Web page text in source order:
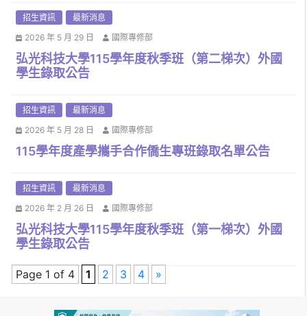
招生資訊
最新消息
2026 年 5 月 29 日
國際專修部
弘光科技大學115學年度秋季班（第二梯次）外國
學生錄取公告
招生資訊
最新消息
2026 年 5 月 28 日
國際專修部
115學年度產學攜手合作僑生專班錄取名單公告
招生資訊
最新消息
2026 年 2 月 26 日
國際專修部
弘光科技大學115學年度秋季班（第一梯次）外國
學生錄取公告
Page 1 of 4 1 2 3 4 »